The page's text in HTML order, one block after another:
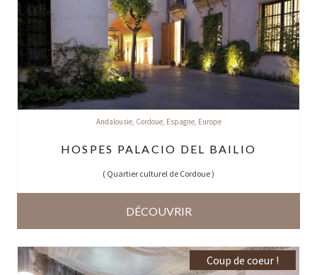
Andalousie, Cordoue, Espagne, Europe
HOSPES PALACIO DEL BAILIO
( Quartier culturel de Cordoue)
DÉCOUVRIR
Coup de coeur !